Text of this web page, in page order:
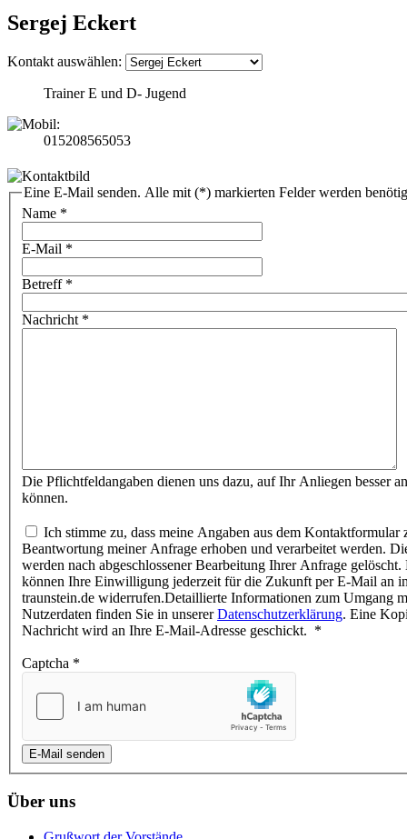
Sergej Eckert
Kontakt auswählen:
Trainer E und D- Jugend
015208565053
Eine E-Mail senden. Alle mit (*) markierten Felder werden
Name *
E-Mail *
Betreff*
Nachricht*
Die Pflichtfeldangaben dienen uns dazu, auf Ihr Anliegen besser
können.
Ich stimme zu, dass meine Angaben aus dem Kontaktformular
Beantwortung meiner Anfrage erhoben und verarbeitet werden.
werden nach abgeschlossener Bearbeitung Ihrer Anfrage
können Ihre Einwilligung jederzeit für die Zukunft per E-Mail an
traunstein.de widerrufen.Detaillierte Informationen zum Umgang
Nutzerdaten finden Sie in unsererDatenschutzerklärung. Eine
Nachricht wird an Ihre E-Mail-Adresse geschickt. *
Captcha *
E-Mail senden
Über uns